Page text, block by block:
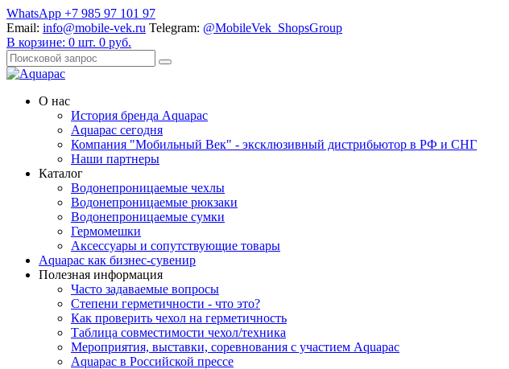
WhatsApp +7 985 97 101 97
Email: info@mobile-vek.ru Telegram: @MobileVek_ShopsGroup
В корзине: 0 шт. 0 руб.
О нас
История бренда Aquapac
Aquapac cегодня
Компания "Мобильный Век" - эксклюзивный дистрибьютор в РФ и СНГ
Наши партнеры
Каталог
Водонепроницаемые чехлы
Водонепроницаемые рюкзаки
Водонепроницаемые сумки
Гермомешки
Аксессуары и сопутствующие товары
Aquapac как бизнес-сувенир
Полезная информация
Часто задаваемые вопросы
Степени герметичности - что это?
Как проверить чехол на герметичность
Таблица совместимости чехол/техника
Мероприятия, выставки, соревнования с участием Aquapac
Aquapac в Российской прессе